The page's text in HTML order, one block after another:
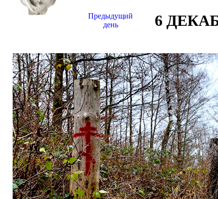
Предыдущий
день
6